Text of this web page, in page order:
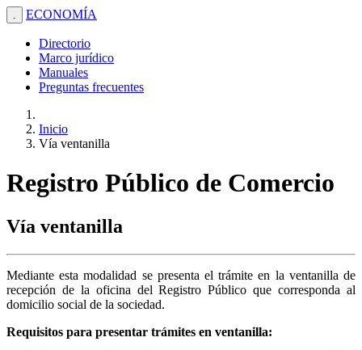
. ECONOMÍA
Directorio
Marco jurídico
Manuales
Preguntas frecuentes
Inicio
Vía ventanilla
Registro Público de Comercio
Vía ventanilla
Mediante esta modalidad se presenta el trámite en la ventanilla de
recepción de la oficina del Registro Público que corresponda al
domicilio social de la sociedad.
Requisitos para presentar trámites en ventanilla: